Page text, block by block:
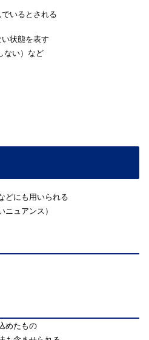
いるとされる
状態を表す
ない）など
どにも用いられる
ニュアンス）
めたもの